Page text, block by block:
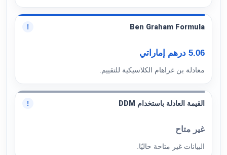
Ben Graham Formula
!
5.06 درهم إماراتي
معادلة بن غراهام الكلاسيكية للتقييم.
القيمة العادلة باستخدام DDM !
غير متاح
البيانات غير متاحة حاليًا.